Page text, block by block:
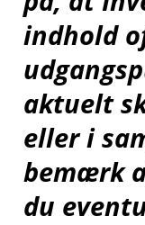
indhold
aktuelt
eller i
bemærk
du